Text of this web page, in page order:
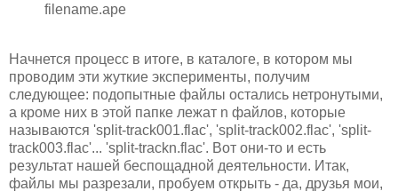
filename.ape
Начнется процесс в итоге, в каталоге, в котором мы
проводим эти жуткие эксперименты, получим
следующее: подопытные файлы остались нетронутыми,
а кроме них в этой папке лежат n файлов, которые
называются 'split-track001.flac', 'split-track002.flac', 'split-
track003.flac'... 'split-trackn.flac'. Вот они-то и есть
результат нашей беспощадной деятельности. Итак,
файлы мы разрезали, пробуем открыть - да, друзья мои,